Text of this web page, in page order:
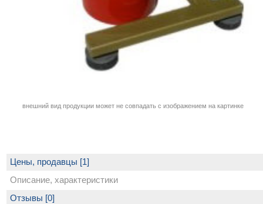
внешний вид продукции может не совпадать с изображением на картинке
Цены, продавцы [1]
Описание, характеристики
Отзывы [0]